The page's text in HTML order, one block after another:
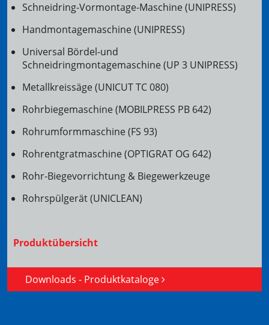
Schneidring-Vormontage-Maschine (UNIPRESS)
Handmontagemaschine (UNIPRESS)
Universal Bördel-und
Schneidringmontagemaschine (UP 3 UNIPRESS)
Metallkreissäge (UNICUT TC 080)
Rohrbiegemaschine (MOBILPRESS PB 642)
Rohrumformmaschine (FS 93)
Rohrentgratmaschine (OPTIGRAT OG 642)
Rohr-Biegevorrichtung & Biegewerkzeuge
Rohrspülgerät (UNICLEAN)
Produktübersicht
Downloads - Produktkataloge